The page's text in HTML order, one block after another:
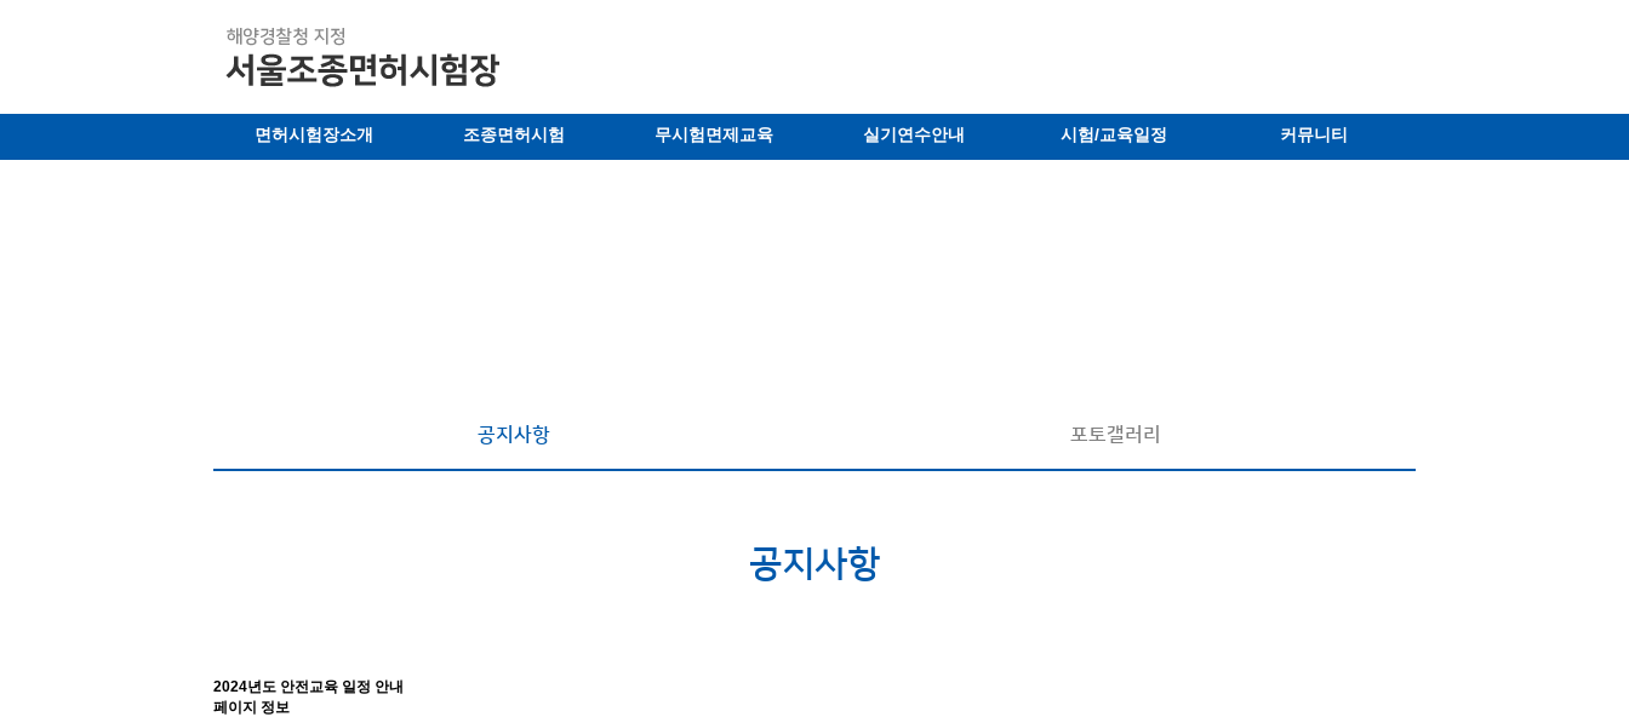
면허시험장소개 조종면허시험 무시험면제교육 실기연수안내 시험/교육일정 커뮤니티
공지사항 포토갤러리
공지사항
2024년도 안전교육 일정 안내
페이지 정보